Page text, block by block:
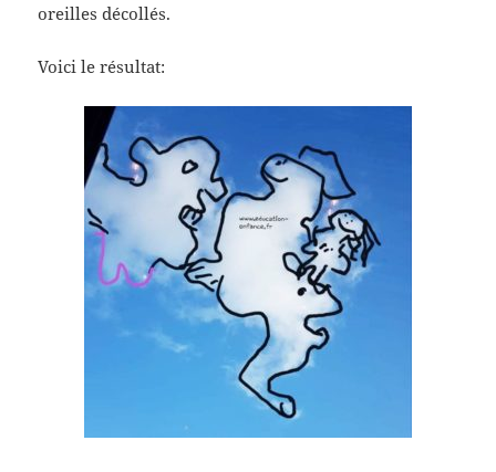
oreilles décollés.
Voici le résultat: